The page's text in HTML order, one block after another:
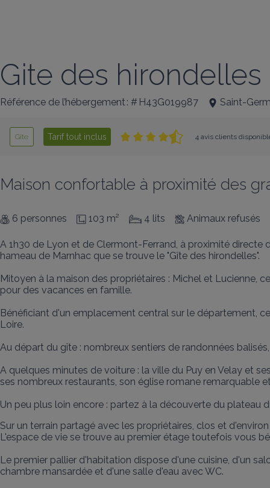
Gite des hirondelles
Référence de l’hébergement : # H43G019987 Saint-
Gîte Tarif tout inclus 4 avis clients
Maison confortable à proximité des
6 personnes 103 m² 4 lits Animaux refusés
A 1h30 de Lyon et de Clermont-Ferrand, à proximité
hameau de Marnhac que se trouve le "Gîte des hirondelles".
Mitoyen à la maison des propriétaires : Michel et Lucienne,
pour des vacances en famille.
Bénéficiant d'un emplacement central sur le département,
Loire.
Au départ du gîte : nombreux sentiers de randonnées
A quelques minutes de voiture : la ville du Puy en Velay et
ses nombreux restaurants, son église romane remarquable
Un peu plus loin encore : partez à la découverte du plateau
Sur un terrain partagé avec les propriétaires, clos et
L'espace de vie se trouve au premier étage toutefois vous
Le premier pallier d'habitation dispose d'une cuisine, d'un
chambre mansardée et d'une salle d'eau avec WC.